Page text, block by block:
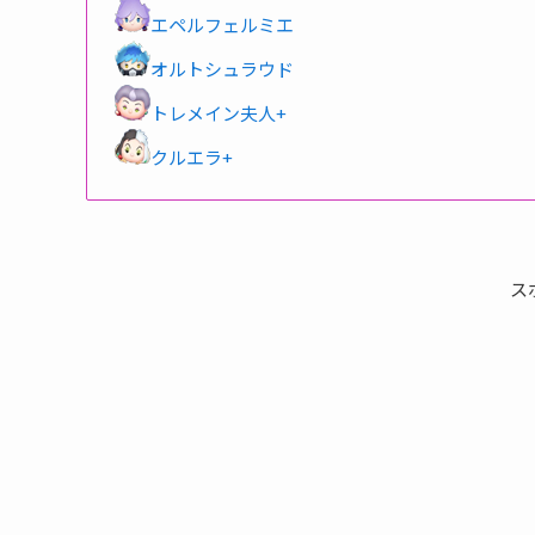
エペルフェルミエ
オルトシュラウド
トレメイン夫人+
クルエラ+
ス